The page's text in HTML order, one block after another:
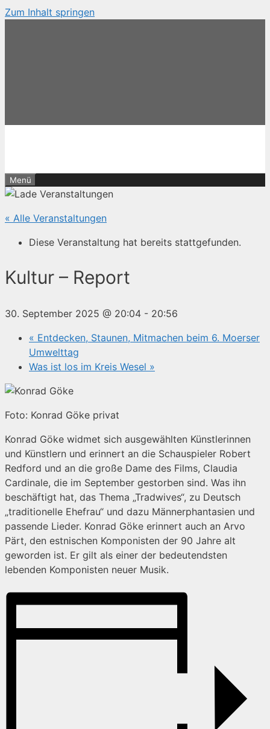
Zum Inhalt springen
Menü
« Alle Veranstaltungen
Diese Veranstaltung hat bereits stattgefunden.
Kultur – Report
30. September 2025 @ 20:04 - 20:56
« Entdecken, Staunen, Mitmachen beim 6. Moerser
Umwelttag
Was ist los im Kreis Wesel »
Foto: Konrad Göke privat
Konrad Göke widmet sich ausgewählten Künstlerinnen
und Künstlern und erinnert an die Schauspieler Robert
Redford und an die große Dame des Films, Claudia
Cardinale, die im September gestorben sind. Was ihn
beschäftigt hat, das Thema „Tradwives“, zu Deutsch
„traditionelle Ehefrau“ und dazu Männerphantasien und
passende Lieder. Konrad Göke erinnert auch an Arvo
Pärt, den estnischen Komponisten der 90 Jahre alt
geworden ist. Er gilt als einer der bedeutendsten
lebenden Komponisten neuer Musik.